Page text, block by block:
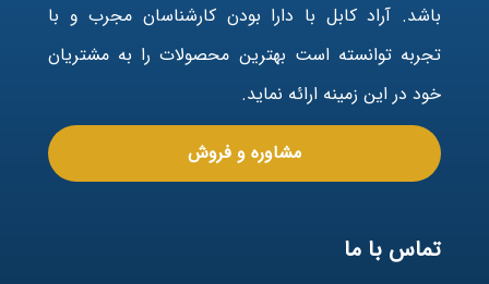
باشد. آراد کابل با دارا بودن کارشناسان مجرب و با
تجربه توانسته است بهترین محصولات را به مشتریان
خود در این زمینه ارائه نماید.
مشاوره و فروش
تماس با ما